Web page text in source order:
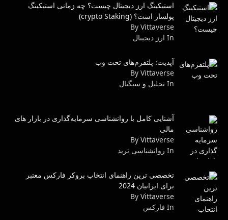
استیکینگ ارز دیجیتال چیست؟ چه زمانی استیکینگ
پولساز است؟ (crypto Staking)
By Vittaverse
In ارز دیجیتال
آپدیت: پلتفرم‌های تحت وب
By Vittaverse
In تحلیل و سیگنال
آشنایی کامل با روانشناسی سرمایه‌گذاری در بازار های
مالی
By Vittaverse
In روانشناسى ترید
تخصصی ترین راهنمای انتخاب بروکر فارکس معتبر
برای ایرانیان 2024
By Vittaverse
In فاركس